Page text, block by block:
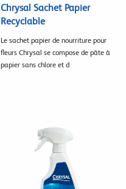
Chrysal Sachet Papier
Recyclable
Le sachet papier de nourriture pour
fleurs Chrysal se compose de pâte à
papier sans chlore et d